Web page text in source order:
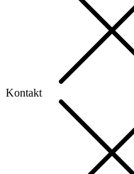
Kontakt